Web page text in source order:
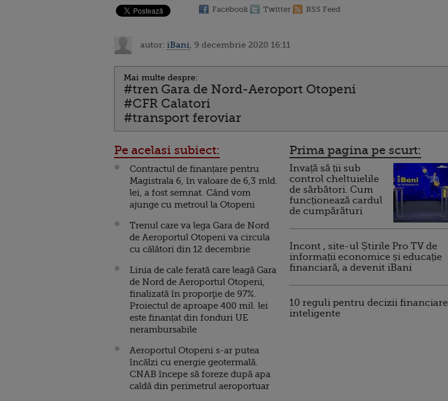
Facebook Twitter RSS Feed
autor: iBani , 9 decembrie 2020 16:11
Mai multe despre:
#tren Gara de Nord-Aeroport Otopeni
#CFR Calatori
#transport feroviar
Pe acelasi subiect:
Contractul de finanțare pentru
Magistrala 6, în valoare de 6,3 mld.
lei, a fost semnat. Când vom
ajunge cu metroul la Otopeni
Trenul care va lega Gara de Nord
de Aeroportul Otopeni va circula
cu călători din 12 decembrie
Linia de cale ferată care leagă Gara
de Nord de Aeroportul Otopeni,
finalizată în proporţie de 97%.
Proiectul de aproape 400 mil. lei
este finanțat din fonduri UE
nerambursabile
Aeroportul Otopeni s-ar putea
încălzi cu energie geotermală.
CNAB începe să foreze după apa
caldă din perimetrul aeroportuar
Prima pagina pe scurt:
Invață să ții sub
control cheltuielile
de sărbători. Cum
funcționează cardul
de cumpărături
Incont , site-ul Știrile Pro TV de
informații economice și educație
financiară, a devenit iBani
10 reguli pentru decizii financiare
inteligente